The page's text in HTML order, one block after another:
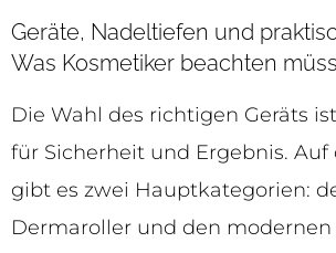
Geräte, Nadeltiefen und
Was Kosmetiker beachten
Die Wahl des richtigen Geräts
für Sicherheit und Ergebnis.
gibt es zwei Hauptkategorien:
Dermaroller und den